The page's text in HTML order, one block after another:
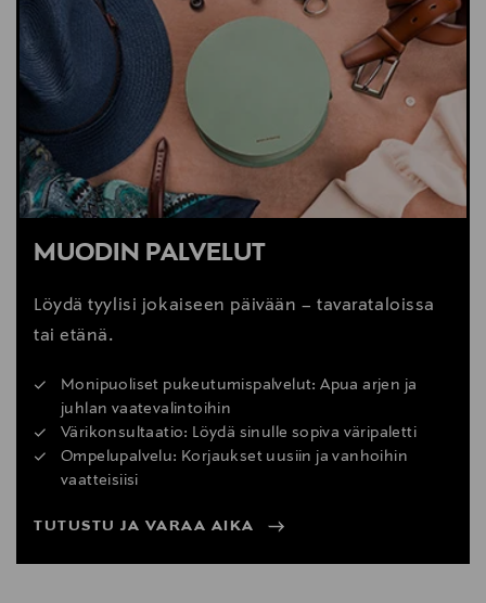
MUODIN PALVELUT
Löydä tyylisi jokaiseen päivään – tavarataloissa
tai etänä.
Monipuoliset pukeutumispalvelut: Apua arjen ja
juhlan vaatevalintoihin
Värikonsultaatio: Löydä sinulle sopiva väripaletti
Ompelupalvelu: Korjaukset uusiin ja vanhoihin
vaatteisiisi
TUTUSTU JA VARAA AIKA